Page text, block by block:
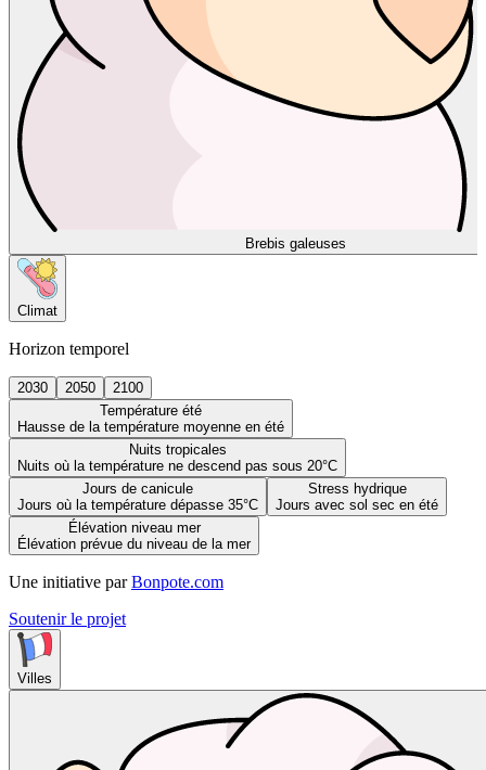
Brebis galeuses
Climat
Horizon temporel
2030 2050
2100
Température été
Hausse de la température moyenne en été
Nuits tropicales
Nuits où la température ne descend pas sous 20°C
Jours de canicule
Jours où la température dépasse 35°C
Stress hydrique
Jours avec sol sec en été
Élévation niveau mer
Élévation prévue du niveau de la mer
Une initiative par Bonpote.com
Soutenir le projet
Villes